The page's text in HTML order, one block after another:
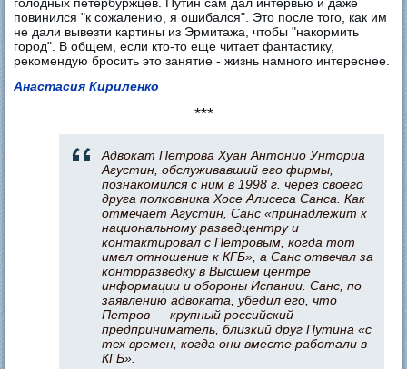
голодных петербуржцев. Путин сам дал интервью и даже
повинился "к сожалению, я ошибался". Это после того, как им
не дали вывезти картины из Эрмитажа, чтобы "накормить
город". В общем, если кто-то еще читает фантастику,
рекомендую бросить это занятие - жизнь намного интереснее.
Анастасия Кириленко
***
Адвокат Петрова Хуан Антонио Унториа
Агустин, обслуживавший его фирмы,
познакомился с ним в 1998 г. через своего
друга полковника Хосе Алисеса Санса. Как
отмечает Агустин, Санс «принадлежит к
национальному разведцентру и
контактировал с Петровым, когда тот
имел отношение к КГБ», а Санс отвечал за
контрразведку в Высшем центре
информации и обороны Испании. Санс, по
заявлению адвоката, убедил его, что
Петров — крупный российский
предприниматель, близкий друг Путина «с
тех времен, когда они вместе работали в
КГБ».